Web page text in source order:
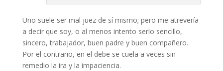
Uno suele ser mal juez de sí mismo; pero me atrevería
a decir que soy, o al menos intento serlo sencillo,
sincero, trabajador, buen padre y buen compañero.
Por el contrario, en el debe se cuela a veces sin
remedio la ira y la impaciencia.